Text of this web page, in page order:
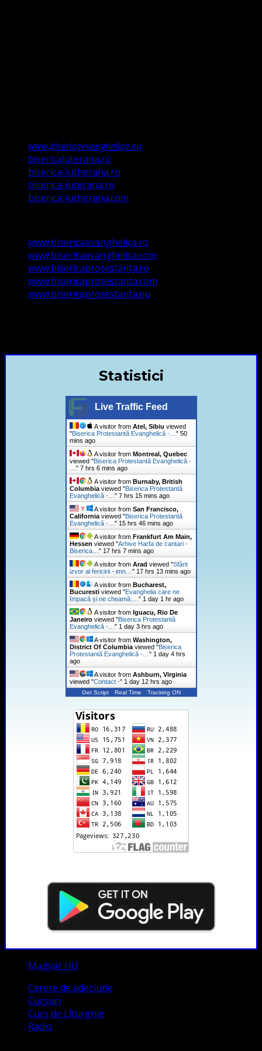
www.bisericaevanghelica.eu
bisericaluterana.ro
biserica-lutherana.ro
biserica-luterana.ro
biserica-lutherana.com
www.bisericaevanghelica.ro
www.bisericaevanghelica.com
www.bisericaprotestanta.ro
www.bisericaprotestanta.com
www.bisericaprotestanta.eu
Statistici
Live Traffic Feed
A visitor from Atel, Sibiu viewed
"Biserica Protestantă Evanghelică -… " 50
mins ago
A visitor from Montreal, Quebec
viewed "Biserica Protestantă Evanghelică -
" 7 hrs 6 mins ago
A visitor from Burnaby, British
Columbiaviewed "Biserica Protestantă
Evanghelică -… " 7 hrs 15 mins ago
A visitor from San Francisco,
Californiaviewed "Biserica Protestantă
Evanghelică -… " 15 hrs 46 mins ago
A visitor from Frankfurt Am Main,
Hessen viewed "Arhive Harfa de cantari -
Biserica… " 17 hrs 7 mins ago
A visitor from Arad viewed "Sfânt
izvor al fericirii - imn… " 17 hrs 13 mins ago
A visitor from Bucharest,
Bucurestiviewed "Evanghelia care ne
împacă și ne cheamă:… " 1 day 1 hr ago
A visitor from Iguacu, Rio De
Janeiroviewed "Biserica Protestantă
Evanghelică -… " 1 day 3 hrs ago
A visitor from Washington,
District Of Columbiaviewed "Biserica
Protestantă Evanghelică -… " 1 day 4 hrs
ago
A visitor from Ashburn, Virginia
viewed "Contact -" 1 day 12 hrs ago
Get Script Real Time Tracking ON
Magyar HU
Cerere de adeziune
Cursuri
Curs de Liturghie
Radio